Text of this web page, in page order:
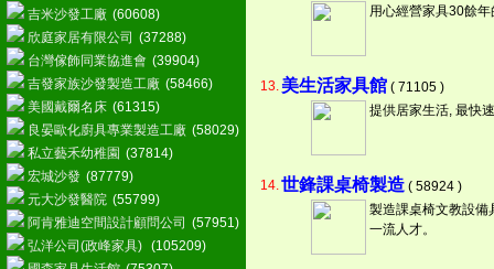
吉米沙發工廠 (60608)
欣庭家居有限公司 (37288)
台灣傢飾同業協進會 (39904)
吉發家族沙發製造工廠 (58466)
美國戴爾名床 (61315)
良晏歐化廚具專業製造工廠 (58029)
私立藝禾幼稚園 (37814)
宏城沙發 (87779)
元大沙發醫院 (55799)
阿肯雅迪空間設計顧問公司 (57951)
弘洋公司(政峰家具) (105209)
用心經營家具30餘
13. 美生活家具館 ( 71105 )
提供居家生活, 最快
14.世鋒課桌椅製造 ( 58924 )
製造課桌椅文教設備
一流人才。